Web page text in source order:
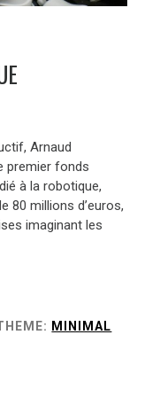
Arnaud
premier fonds
à la robotique,
80 millions d’euros,
imaginant les
MINIMAL